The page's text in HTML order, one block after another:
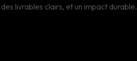
livrables clairs, et un impact durable.